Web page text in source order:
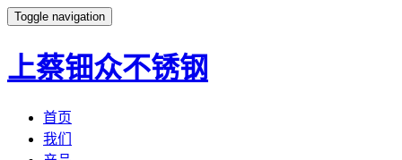
Toggle navigation
上蔡钿众不锈钢
首页
我们